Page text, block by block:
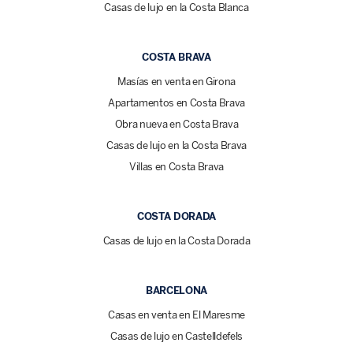
Casas de lujo en la Costa Blanca
COSTA BRAVA
Masías en venta en Girona
Apartamentos en Costa Brava
Obra nueva en Costa Brava
Casas de lujo en la Costa Brava
Villas en Costa Brava
COSTA DORADA
Casas de lujo en la Costa Dorada
BARCELONA
Casas en venta en El Maresme
Casas de lujo en Castelldefels